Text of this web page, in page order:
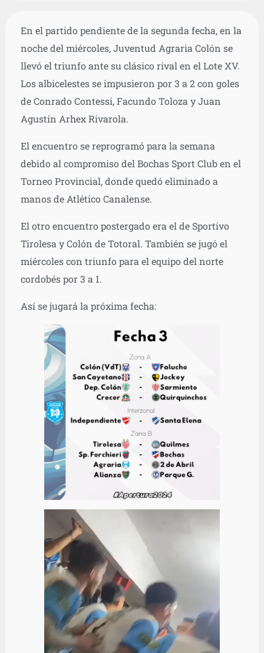
En el partido pendiente de la segunda fecha, en la
noche del miércoles, Juventud Agraria Colón se
llevó el triunfo ante su clásico rival en el Lote XV.
Los albicelestes se impusieron por 3 a 2 con goles
de Conrado Contessi, Facundo Toloza y Juan
Agustín Arhex Rivarola.
El encuentro se reprogramó para la semana
debido al compromiso del Bochas Sport Club en el
Torneo Provincial, donde quedó eliminado a
manos de Atlético Canalense.
El otro encuentro postergado era el de Sportivo
Tirolesa y Colón de Totoral. También se jugó el
miércoles con triunfo para el equipo del norte
cordobés por 3 a 1.
Así se jugará la próxima fecha: